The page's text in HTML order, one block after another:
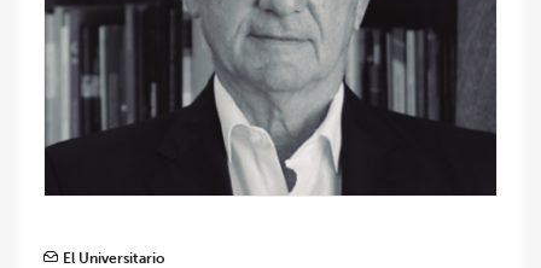
El Universitario